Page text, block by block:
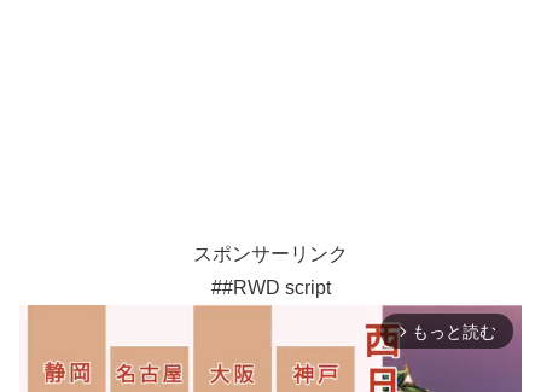
スポンサーリンク
##RWD script
arrow_forward_ios もっと読む